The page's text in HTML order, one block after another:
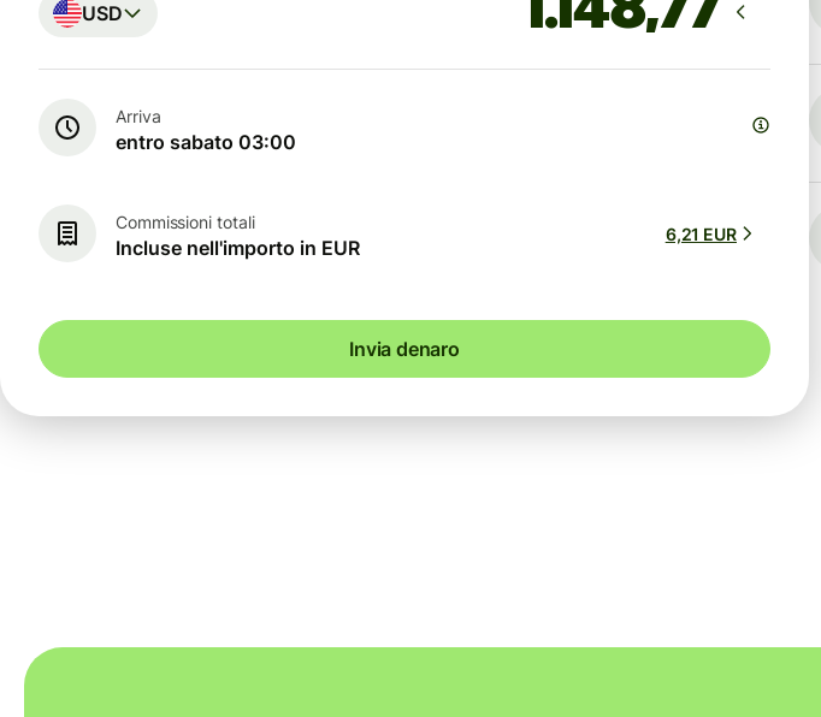
USD
Arriva
entro sabato 03:00
Commissioni totali
Incluse nell'importo in EUR
6,21 EUR
Invia denaro